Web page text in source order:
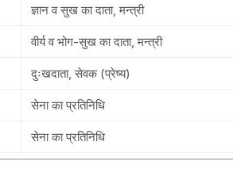
ज्ञान व सुख का दाता, मन्त्री
वीर्य व भोग-सुख का दाता, मन्त्री
दुःखदाता, सेवक (प्रेष्य)
सेना का प्रतिनिधि
सेना का प्रतिनिधि